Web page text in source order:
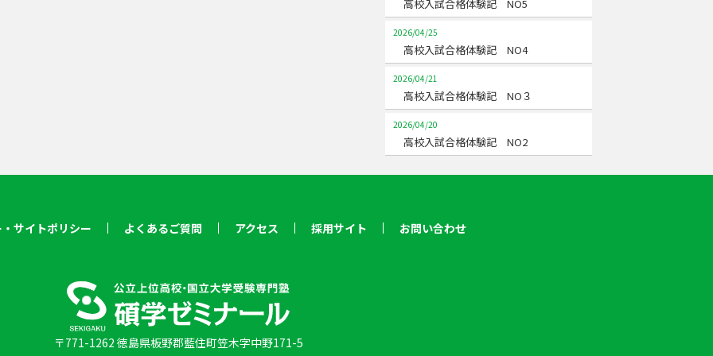
高校入試合格体験記 NO5
2026/04/25
高校入試合格体験記 NO4
2026/04/21
高校入試合格体験記 NO３
2026/04/20
高校入試合格体験記 NO2
サイトポリシー よくあるご質問 アクセス 採用サイト お問い合わせ
〒771-1262 徳島県板野郡藍住町笠木字中野171-5